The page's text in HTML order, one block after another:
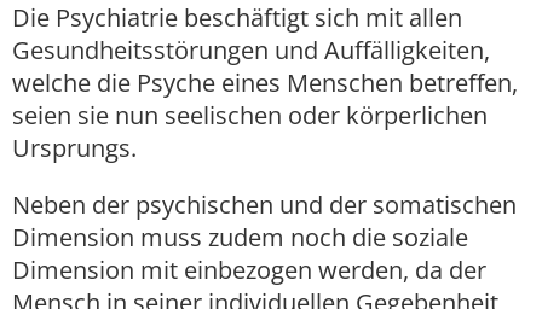
Die Psychiatrie beschäftigt sich mit allen
Gesundheitsstörungen und Auffälligkeiten,
welche die Psyche eines Menschen betreffen,
seien sie nun seelischen oder körperlichen
Ursprungs.
Neben der psychischen und der somatischen
Dimension muss zudem noch die soziale
Dimension mit einbezogen werden, da der